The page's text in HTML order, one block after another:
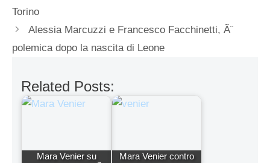
Torino
Alessia Marcuzzi e Francesco Facchinetti, Ã¨
polemica dopo la nascita di Leone
Related Posts:
Mara Venier su
Mara Venier contro